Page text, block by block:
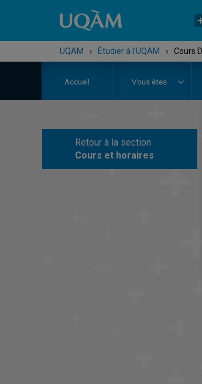
UQAM › Étudier à l'UQAM › Cours
Accueil Vous êtes
Retour à la section
Cours et horaires